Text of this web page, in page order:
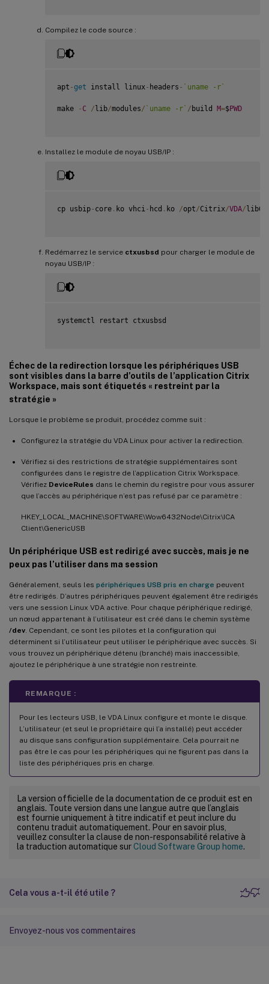
Compilez le code source :
apt -get install linux- headers - ` uname -r`
make - C /lib/modules/ ` uname -r` / build M=$PWD
Installez le module de noyau USB/IP :
cp usbip- core . ko vhci - hcd . ko /opt/Citrix/VDA/lib64
Redémarrez le service ctxusbsd pour charger le module de
noyau USB/IP :
systemctl restart ctxusbsd
Échec de la redirection lorsque les périphériques USB
sont visibles dans la barre d’outils de l’application Citrix
Workspace, mais sont étiquetés « restreint par la
stratégie »
Lorsque le problème se produit, procédez comme suit :
Configurez la stratégie du VDA Linux pour activer la redirection.
Vérifiez si des restrictions de stratégie supplémentaires sont
configurées dans le registre de l’application Citrix Workspace.
Vérifiez DeviceRules dans le chemin du registre pour vous assurer
que l’accès au périphérique n’est pas refusé par ce paramètre :
HKEY_LOCAL_MACHINE\SOFTWARE\Wow6432Node\Citrix\ICA
Client\GenericUSB
Un périphérique USB est redirigé avec succès, mais je ne
peux pas l’utiliser dans ma session
Généralement, seuls les périphériques USB pris en charge peuvent
être redirigés. D’autres périphériques peuvent également être redirigés
vers une session Linux VDA active. Pour chaque périphérique redirigé,
un nœud appartenant à l’utilisateur est créé dans le chemin système
/dev . Cependant, ce sont les pilotes et la configuration qui
déterminent si l’utilisateur peut utiliser le périphérique avec succès. Si
vous trouvez un périphérique détenu (branché) mais inaccessible,
ajoutez le périphérique à une stratégie non restreinte.
REMARQUE :
Pour les lecteurs USB, le VDA Linux configure et monte le disque.
L’utilisateur (et seul le propriétaire qui l’a installé) peut accéder
au disque sans configuration supplémentaire. Cela pourrait ne
pas être le cas pour les périphériques qui ne figurent pas dans la
liste des périphériques pris en charge.
La version officielle de la documentation de ce produit est en
anglais. Toute version dans une langue autre que l’anglais
est fournie uniquement à titre indicatif et peut inclure du
contenu traduit automatiquement. Pour en savoir plus,
veuillez consulter la clause de non-responsabilité relative à
la traduction automatique surCloud Software Group home.
Cela vous a-t-il été utile ?
Envoyez-nous vos commentaires